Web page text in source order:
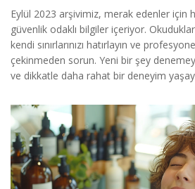
Eylül 2023 arşivimiz, merak edenler için
güvenlik odaklı bilgiler içeriyor.
kendi sınırlarınızı hatırlayın ve
çekinmeden sorun. Yeni bir şey
ve dikkatle daha rahat bir deneyim